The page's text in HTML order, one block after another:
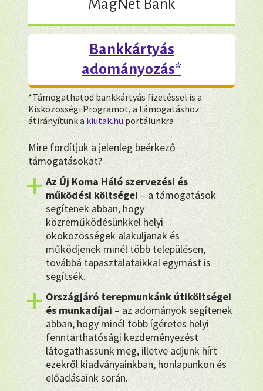
MagNet Bank
Bankkártyás
adományozás*
*Támogathatod bankkártyás fizetéssel is a
Kisközösségi Programot, a támogatáshoz
átirányítunk akiutak.huportálunkra
Mire fordítjuk a jelenleg beérkező
támogatásokat?
Az Új Koma Háló szervezési és
működési költségei– a támogatások
segítenek abban, hogy
közreműködésünkkel helyi
ökoközösségek alakuljanak és
működjenek minél több településen,
továbbá tapasztalataikkal egymást is
segítsék.
Országjáró terepmunkánk útiköltségei
és munkadíjai– az adományok segítenek
abban, hogy minél több ígéretes helyi
fenntarthatósági kezdeményezést
látogathassunk meg, illetve adjunk hírt
ezekről kiadványainkban, honlapunkon és
előadásaink során.